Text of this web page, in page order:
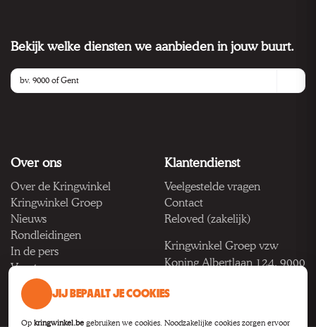
Bekijk welke diensten we aanbieden in jouw buurt.
Over ons
Over de Kringwinkel
Kringwinkel Groep
Nieuws
Rondleidingen
In de pers
Vacatures
Klantendienst
Veelgestelde vragen
Contact
Reloved (zakelijk)
Kringwinkel Groep vzw
Koning Albertlaan 124, 9000
BTW BE 1033.922.208
JIJ BEPAALT JE COOKIES
Op kringwinkel.be gebruiken we cookies. Noodzakelijke cookies zorgen ervoor